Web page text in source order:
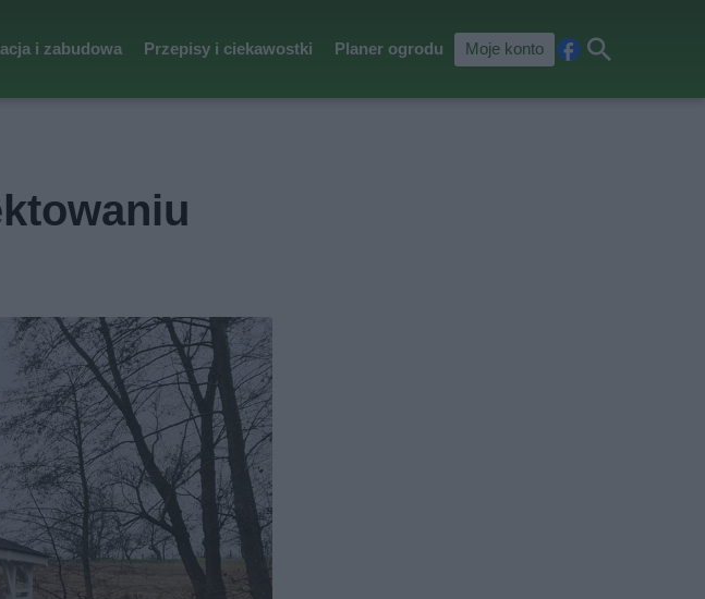
i zabudowa Przepisy i ciekawostki Planer ogrodu Moje konto
cebkaj